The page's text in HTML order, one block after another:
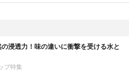
浸透力！味の違いに衝撃を受ける水と
プ特集